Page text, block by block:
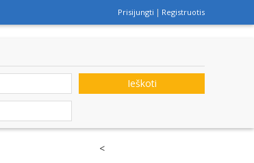
Prisijungti Registruotis
Ieškoti
<